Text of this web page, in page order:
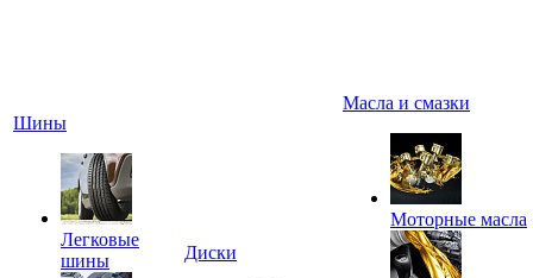
Шины
Легковые
шины
Диски
Масла и смазки
Моторные масла